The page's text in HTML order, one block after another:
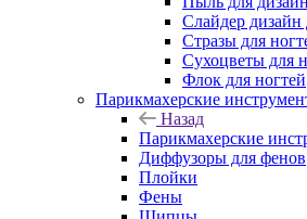
Слайдер дизайн
Стразы для
Сухоцветы для
Флок для ногтей
Парикмахерские
Назад
Парикмахерские
Диффузоры для фенов
Плойки
Фены